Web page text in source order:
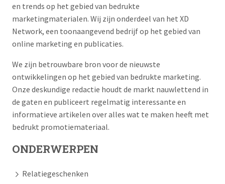
en trends op het gebied van bedrukte
marketingmaterialen. Wij zijn onderdeel van het XD
Network, een toonaangevend bedrijf op het gebied van
online marketing en publicaties.
We zijn betrouwbare bron voor de nieuwste
ontwikkelingen op het gebied van bedrukte marketing.
Onze deskundige redactie houdt de markt nauwlettend in
de gaten en publiceert regelmatig interessante en
informatieve artikelen over alles wat te maken heeft met
bedrukt promotiemateriaal.
ONDERWERPEN
Relatiegeschenken